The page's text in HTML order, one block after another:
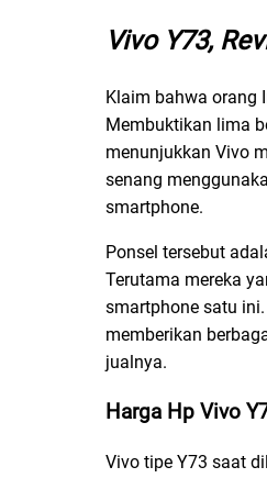
Vivo Y73,
Klaim bahwa orang
Membuktikan lima
menunjukkan Vivo
senang
smartphone.
Ponsel tersebut
Terutama mereka
smartphone satu
memberikan
jualnya.
Harga Hp Vivo
Vivo tipe Y73 saat